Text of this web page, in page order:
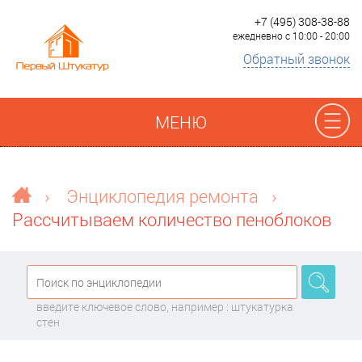
+7 (495) 308-38-88
ежедневно с 10:00 - 20:00
Обратный звонок
МЕНЮ
Наши работы
Преимущества
О компании
› Энциклопедия ремонта
›
Рассчитываем количество пеноблоков
введите ключевое слово, например : штукатурка
стен